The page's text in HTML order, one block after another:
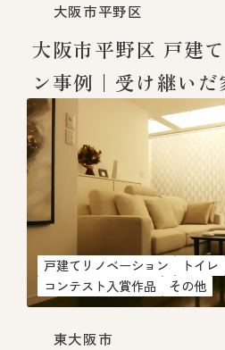
大阪市平野区
大阪市平野区 戸建
ン事例｜受け継い
た住まい
戸建てリノベーション トイレ
コンテスト入賞作品
その他
東大阪市